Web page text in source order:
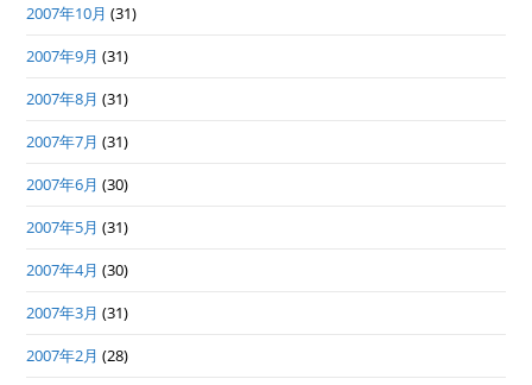
2007年10月 (31)
2007年9月 (31)
2007年8月 (31)
2007年7月 (31)
2007年6月 (30)
2007年5月 (31)
2007年4月 (30)
2007年3月 (31)
2007年2月 (28)